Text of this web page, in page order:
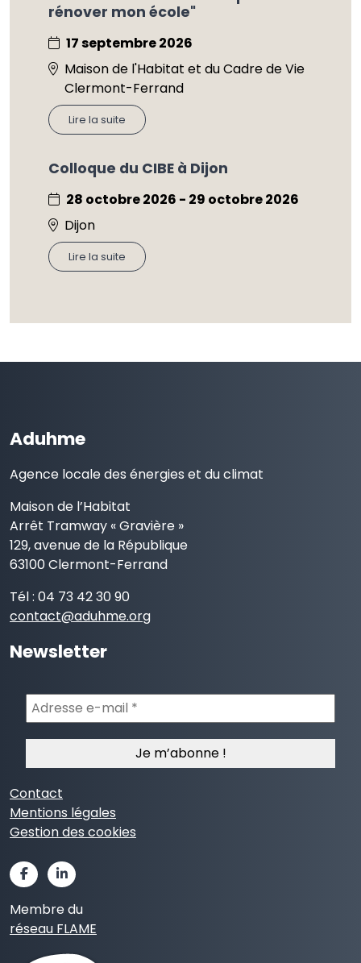
rénover mon école"
17 septembre 2026
Maison de l'Habitat et du Cadre de Vie
Clermont-Ferrand
Lire la suite
Colloque du CIBE à Dijon
28 octobre 2026 - 29 octobre 2026
Dijon
Lire la suite
Aduhme
Agence locale des énergies et du climat
Maison de l’Habitat
Arrêt Tramway « Gravière »
129, avenue de la République
63100 Clermont-Ferrand
Tél : 04 73 42 30 90
contact@aduhme.org
Newsletter
Adresse
e-
mail
Contact
Mentions légales
Gestion des cookies
Membre du
réseau FLAME